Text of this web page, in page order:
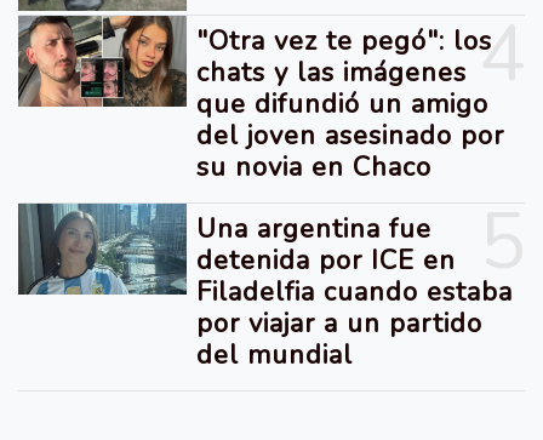
4
"Otra vez te pegó": los
chats y las imágenes
que difundió un amigo
del joven asesinado por
su novia en Chaco
Una argentina fue
detenida por ICE en
Filadelfia cuando estaba
por viajar a un partido
del mundial